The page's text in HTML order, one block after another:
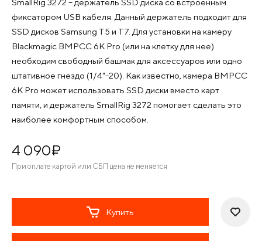
SmallRig 3272 – держатель SSD диска со встроенным
фиксатором USB кабеля. Данный держатель подходит для
SSD дисков Samsung T5 и T7. Для установки на камеру
Blackmagic BMPCC 6K Pro (или на клетку для нее)
необходим свободный башмак для аксессуаров или одно
штативное гнездо (1/4"-20). Как известно, камера BMPCC
6K Pro может использовать SSD диски вместо карт
памяти, и держатель SmallRig 3272 помогает сделать это
наиболее комфортным способом.
4 090¤
При оплате картой или СБП цена не меняется
Купить